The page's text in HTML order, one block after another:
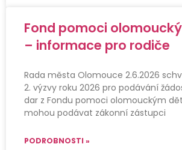
Fond pomoci
– informace pro rodiče
Rada města Olomouce 2.6.2026
2. výzvy roku 2026 pro podávání
dar z Fondu pomoci olomouckým
mohou podávat zákonní zástupci
PODROBNOSTI »